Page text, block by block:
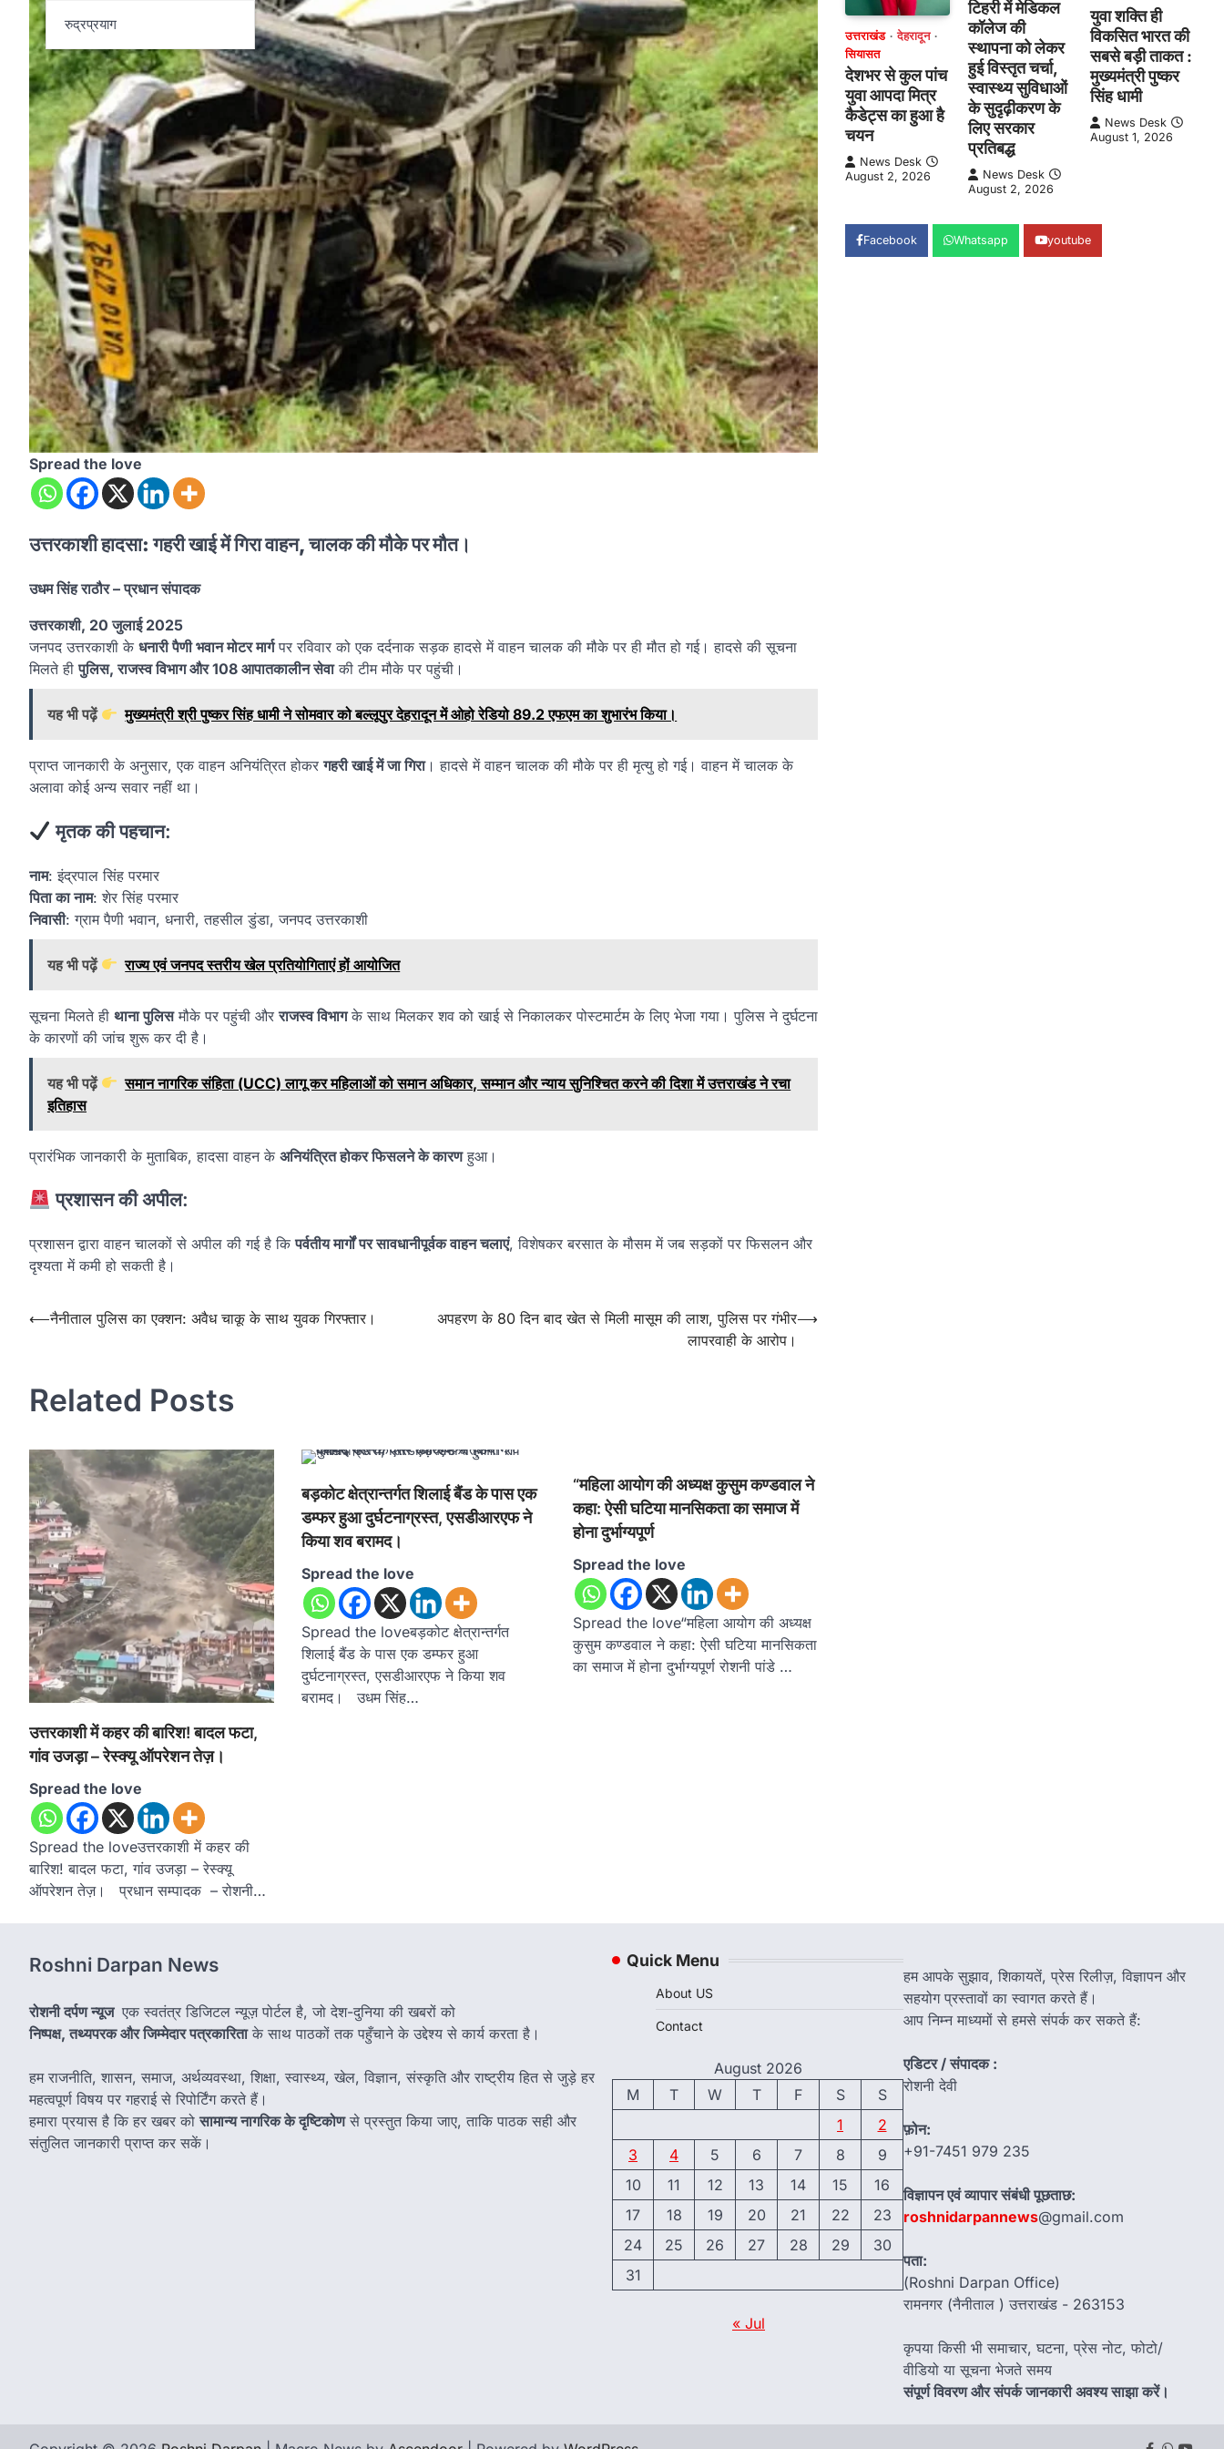
रुद्रप्रयाग
Spread the love
उत्तरकाशी हादसा: गहरी खाई में गिरा वाहन, चालक की मौके पर मौत।
उधम सिंह राठौर – प्रधान संपादक
उत्तरकाशी, 20 जुलाई 2025
जनपद उत्तरकाशी के धनारी पैणी भवान मोटर मार्गपर रविवार को एक दर्दनाक सड़क हादसे में वाहन चालक की मौके पर ही मौत हो गई। हादसे की सूचना
मिलते हीपुलिस, राजस्व विभाग और 108 आपातकालीन सेवाकी टीम मौके पर पहुंची।
यह भी पढ़ें मुख्यमंत्री श्री पुष्कर सिंह धामी ने सोमवार को बल्लूपुर देहरादून में ओहो रेडियो 89.2 एफएम का शुभारंभ किया।
प्राप्त जानकारी के अनुसार, एक वाहन अनियंत्रित होकरगहरी खाई में जा गिरा। हादसे में वाहन चालक की मौके पर ही मृत्यु हो गई। वाहन में चालक के
अलावा कोई अन्य सवार नहीं था।
मृतक की पहचान:
नाम: इंद्रपाल सिंह परमार
पिता का नाम: शेर सिंह परमार
निवासी: ग्राम पैणी भवान, धनारी, तहसील डुंडा, जनपद उत्तरकाशी
यह भी पढ़ें राज्य एवं जनपद स्तरीय खेल प्रतियोगिताएं हों आयोजित
सूचना मिलते ही थाना पुलिसमौके पर पहुंची औरराजस्व विभागके साथ मिलकर शव को खाई से निकालकर पोस्टमार्टम के लिए भेजा गया। पुलिस ने दुर्घटना
के कारणों की जांच शुरू कर दी है।
यह भी पढ़ें
समान नागरिक संहिता (UCC) लागू कर महिलाओं को समान अधिकार, सम्मान और न्याय सुनिश्चित करने की दिशा में उत्तराखंड ने रचा
इतिहास
प्रारंभिक जानकारी के मुताबिक, हादसा वाहन के अनियंत्रित होकर फिसलने के कारणहुआ।
प्रशासन की अपील:
प्रशासन द्वारा वाहन चालकों से अपील की गई है किपर्वतीय मार्गों पर सावधानीपूर्वक वाहन चलाएं, विशेषकर बरसात के मौसम में जब सड़कों पर फिसलन और
दृश्यता में कमी हो सकती है।
Post
⟵नैनीताल पुलिस का एक्शन: अवैध चाकू के साथ युवक गिरफ्तार।
अपहरण के 80 दिन बाद खेत से मिली मासूम की लाश, पुलिस पर गंभीर
लापरवाही के आरोप।
⟶
Related Posts
उत्तरकाशी में कहर की बारिश! बादल फटा,
गांव उजड़ा – रेस्क्यू ऑपरेशन तेज़।
Spread the love
Spread the loveउत्तरकाशी में कहर की
बारिश! बादल फटा, गांव उजड़ा – रेस्क्यू
ऑपरेशन तेज़। प्रधान सम्पादक – रोशनी…
बड़कोट क्षेत्रान्तर्गत शिलाई बैंड के पास एक
डम्फर हुआ दुर्घटनाग्रस्त, एसडीआरएफ ने
किया शव बरामद।
Spread the love
Spread the loveबड़कोट क्षेत्रान्तर्गत
शिलाई बैंड के पास एक डम्फर हुआ
दुर्घटनाग्रस्त, एसडीआरएफ ने किया शव
बरामद। उधम सिंह…
“महिला आयोग की अध्यक्ष कुसुम कण्डवाल ने
कहा: ऐसी घटिया मानसिकता का समाज में
होना दुर्भाग्यपूर्ण
Spread the love
Spread the love“महिला आयोग की अध्यक्ष
कुसुम कण्डवाल ने कहा: ऐसी घटिया मानसिकता
का समाज में होना दुर्भाग्यपूर्ण रोशनी पांडे …
उत्तराखंड
देहरादून
सियासत
देशभर से कुल पांच
युवा आपदा मित्र
कैडेट्स का हुआ है
चयन
News Desk
August 2, 2026
टिहरी में मेडिकल
कॉलेज की
स्थापना को लेकर
हुई विस्तृत चर्चा,
स्वास्थ्य सुविधाओं
के सुदृढ़ीकरण के
लिए सरकार
प्रतिबद्ध
News Desk
August 2, 2026
युवा शक्ति ही
विकसित भारत की
सबसे बड़ी ताकत :
मुख्यमंत्री पुष्कर
सिंह धामी
News Desk
August 1, 2026
Facebook Whatsapp youtube
Roshni Darpan News
रोशनी दर्पण न्यूज एक स्वतंत्र डिजिटल न्यूज़ पोर्टल है, जो देश-दुनिया की खबरों को
निष्पक्ष, तथ्यपरक और जिम्मेदार पत्रकारिताके साथ पाठकों तक पहुँचाने के उद्देश्य से कार्य करता है।
हम राजनीति, शासन, समाज, अर्थव्यवस्था, शिक्षा, स्वास्थ्य, खेल, विज्ञान, संस्कृति और राष्ट्रीय हित से जुड़े हर
महत्वपूर्ण विषय पर गहराई से रिपोर्टिंग करते हैं।
हमारा प्रयास है कि हर खबर कोसामान्य नागरिक के दृष्टिकोणसे प्रस्तुत किया जाए, ताकि पाठक सही और
संतुलित जानकारी प्राप्त कर सकें।
Quick Menu
About US
Contact
August 2026
M
T W T F S
S
1
2
3
4 5 6 7 8
9
10
11 12 13 14 15
16
17
18 19 20 21 22
23
24
25 26 27 28 29
30
31
« Jul
हम आपके सुझाव, शिकायतें, प्रेस रिलीज़, विज्ञापन और
सहयोग प्रस्तावों का स्वागत करते हैं।
आप निम्न माध्यमों से हमसे संपर्क कर सकते हैं:
एडिटर / संपादक :
रोशनी देवी
फ़ोन:
+91-7451 979 235
विज्ञापन एवं व्यापार संबंधी पूछताछ:
roshnidarpannews@gmail.com
पता:
(Roshni Darpan Office)
रामनगर (नैनीताल ) उत्तराखंड - 263153
कृपया किसी भी समाचार, घटना, प्रेस नोट, फोटो/
वीडियो या सूचना भेजते समय
संपूर्ण विवरण और संपर्क जानकारी अवश्य साझा करें।